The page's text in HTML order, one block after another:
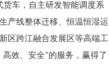
货车，自主研发智能调度系
产线整体迁移、恒温恒湿运
区跨江融合发展区等高端工
效、安全”的服务，赢得了